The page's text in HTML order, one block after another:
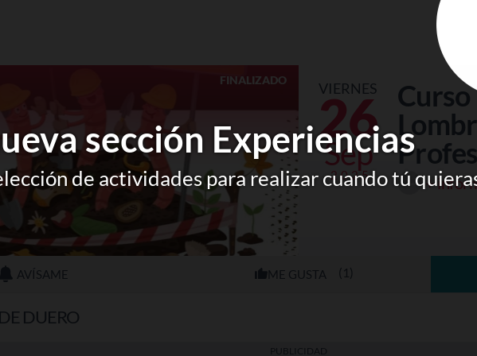
sección Experiencias
de actividades para realizar cuando tú
FINALIZADO VIERNES
26
Sep
2025 +
AVÍSAME (1)
DUERO
PUBLICIDAD